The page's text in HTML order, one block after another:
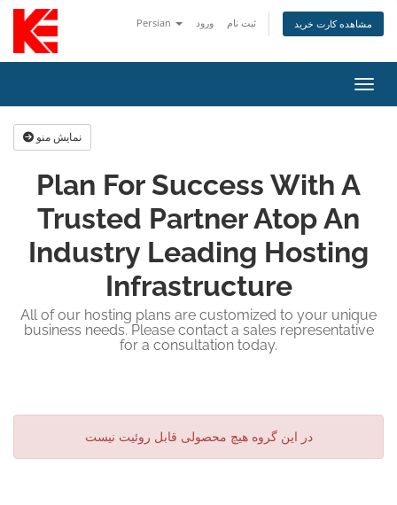
Persian ورود ثبت نام مشاهده کارت خرید
نمایش منو
Plan For Success With A
Trusted Partner Atop An
Industry Leading Hosting
Infrastructure
All of our hosting plans are customized to your unique
business needs. Please contact a sales representative
for a consultation today.
در این گروه هیچ محصولی قابل روئیت نیست